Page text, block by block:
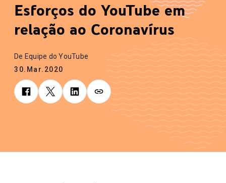
Esforços do YouTube em
relação ao Coronavírus
De Equipe do YouTube
30.Mar.2020